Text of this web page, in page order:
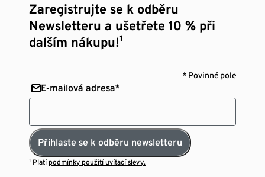
Zaregistrujte se k odběru
Newsletteru a ušetřete 10 % při
dalším nákupu!¹
* Povinné pole
E-mailová adresa*
Přihlaste se k odběru newsletteru
¹ Platí podmínky použití uvítací slevy.